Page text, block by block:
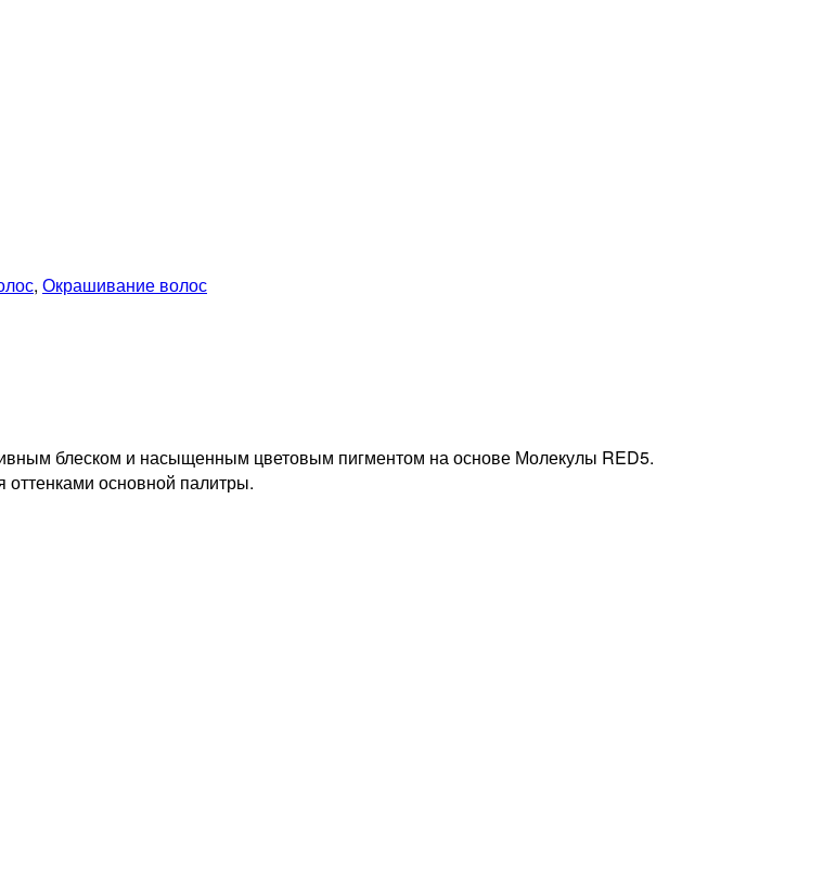
, Окрашивание волос
блеском и насыщенным цветовым пигментом на основе Молекулы RED5.
основной палитры.